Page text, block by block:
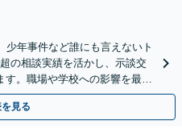
少年事件など誰にも言えないト
の相談実績を活かし、示談交
。職場や学校への影響を最小
相談ください。
見る